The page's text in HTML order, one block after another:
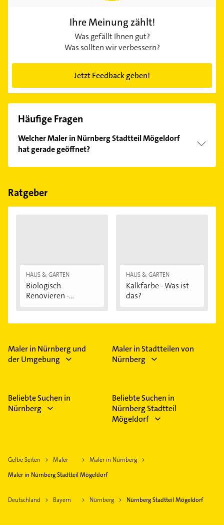
Ihre Meinung zählt!
Was gefällt Ihnen gut?
Was sollten wir verbessern?
Jetzt Feedback geben!
Häufige Fragen
Welcher Maler in Nürnberg Stadtteil Mögeldorf
hat gerade geöffnet?
Im Anbieter-Bereich finden Sie alleÖffnungszeiten.
Feiertagen abweichen können.
Ratgeber
HAUS & GARTEN
Biologisch
Renovieren -
HAUS & GARTEN
Kalkfarbe - Was ist
das?
Maler in Nürnberg und
der Umgebung
Maler in Stadtteilen von
Nürnberg
Beliebte Suchen in
Nürnberg
Beliebte Suchen in
Nürnberg Stadtteil
Mögeldorf
Gelbe Seiten Maler
Maler in Nürnberg
Maler in Nürnberg Stadtteil Mögeldorf
Deutschland Bayern Nürnberg Nürnberg Stadtteil Mögeldorf